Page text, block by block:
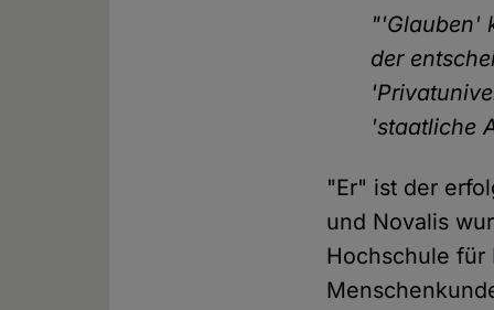
"'Glauben'
der
'staatliche
"Er" ist der
und Novalis
Hochschule für